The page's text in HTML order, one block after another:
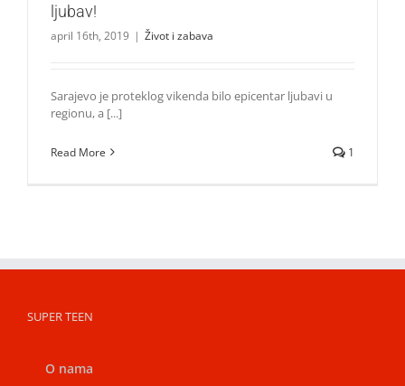
ljubav!
april 16th, 2019 | Život i zabava
Sarajevo je proteklog vikenda bilo epicentar ljubavi u
regionu, a [...]
Read More 1
SUPER TEEN
O nama